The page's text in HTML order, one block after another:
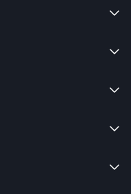




